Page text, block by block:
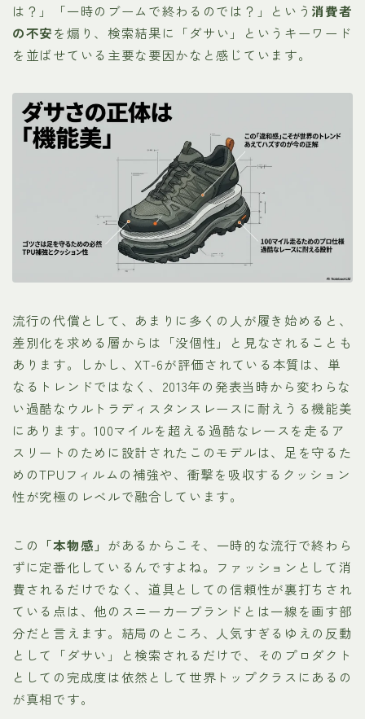
は？」「一時のブームで終わるのでは？」という 消費者
の不安を煽り、検索結果に「ダサい」というキーワード
を並ばせている主要な要因かなと感じています。
流行の代償として、あまりに多くの人が履き始めると、
差別化を求める層からは「没個性」と見なされることも
あります。しかし、XT-6が評価されている本質は、単
なるトレンドではなく、2013年の発表当時から変わらな
い過酷なウルトラディスタンスレースに耐えうる機能美
にあります。100マイルを超える過酷なレースを走るア
スリートのために設計されたこのモデルは、足を守るた
めのTPUフィルムの補強や、衝撃を吸収するクッション
性が究極のレベルで融合しています。
この 「本物感」 があるからこそ、一時的な流行で終わら
ずに定番化しているんですよね。ファッションとして消
費されるだけでなく、道具としての信頼性が裏打ちされ
ている点は、他のスニーカーブランドとは一線を画す部
分だと言えます。結局のところ、人気すぎるゆえの反動
として「ダサい」と検索されるだけで、そのプロダクト
としての完成度は依然として世界トップクラスにあるの
が真相です。